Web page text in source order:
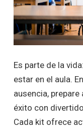
Es parte de la
estar en el aula.
ausencia,
éxito con
Cada kit ofrece